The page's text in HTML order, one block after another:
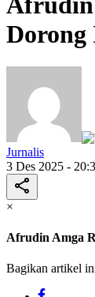
Dorong
Jurnalis
3 Des 2025 -
×
Afrudin Amga
Bagikan artikel